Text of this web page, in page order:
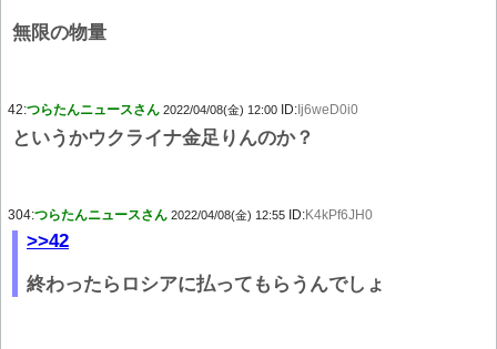
無限の物量
42:つらたんニュースさん 2022/04/08(金) 12:00 ID: Ij6weD0i0
というかウクライナ金足りんのか？
304:つらたんニュースさん 2022/04/08(金) 12:55 ID:K4kPf6JH0
>>42
終わったらロシアに払ってもらうんでしょ